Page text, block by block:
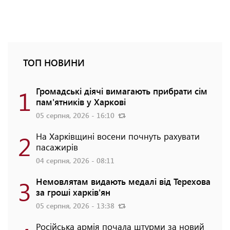
ТОП НОВИНИ
1 Громадські діячі вимагають прибрати сім
пам'ятників у Харкові
05 серпня, 2026 - 16:10
2 На Харківщині восени почнуть рахувати
пасажирів
04 серпня, 2026 - 08:11
3 Немовлятам видають медалі від Терехова
за гроші харків'ян
05 серпня, 2026 - 13:38
Російська армія почала штурми за новий